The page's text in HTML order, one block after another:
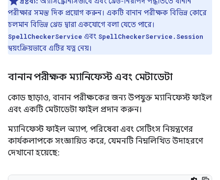
পরীক্ষার সমস্ত দিক প্রয়োগ করুন। একটি বানান পরীক্ষক বিভিন্ন কোরে
চলমান বিভিন্ন থ্রেড দ্বারা একযোগে বলা যেতে পারে।
SpellCheckerService এবং SpellCheckerService.Session
স্বয়ংক্রিয়ভাবে এটির যত্ন নেয়।
বানান পরীক্ষক ম্যানিফেস্ট এবং মেটাডেটা
কোড ছাড়াও, বানান পরীক্ষকের জন্য উপযুক্ত ম্যানিফেস্ট ফাইল
এবং একটি মেটাডেটা ফাইল প্রদান করুন।
ম্যানিফেস্ট ফাইল অ্যাপ, পরিষেবা এবং সেটিংস নিয়ন্ত্রণের
কার্যকলাপকে সংজ্ঞায়িত করে, যেমনটি নিম্নলিখিত উদাহরণে
দেখানো হয়েছে: